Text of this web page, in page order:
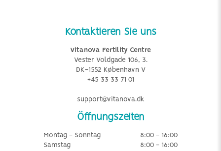
Kontaktieren Sie uns
Vitanova Fertility Centre
Vester Voldgade 106, 3.
DK-1552 København V
+45 33 33 71 01
support@vitanova.dk
Öffnungszeiten
Montag - Sonntag
8:00 - 16:00
Samstag
8:00 - 16:00